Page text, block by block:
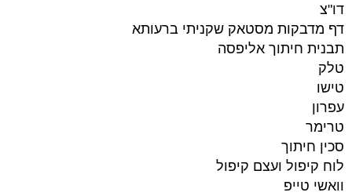
דו"צ
דף מדבקות מסטאק שקניתי ברעותא
תבנית חיתוך אליפסה
טלק
טישו
עפרון
טרימר
סכין חיתוך
לוח קיפול ועצם קיפול
וואשי טייפ